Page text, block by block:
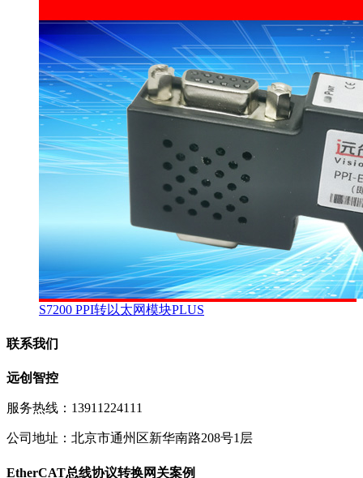
S7200 PPI转以太网模块PLUS
联系我们
远创智控
服务热线：13911224111
公司地址：北京市通州区新华南路208号1层
EtherCAT总线协议转换网关案例